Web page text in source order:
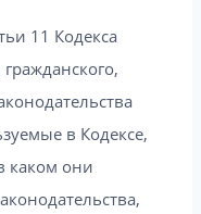
11 Кодекса
в Кодексе,
каком они